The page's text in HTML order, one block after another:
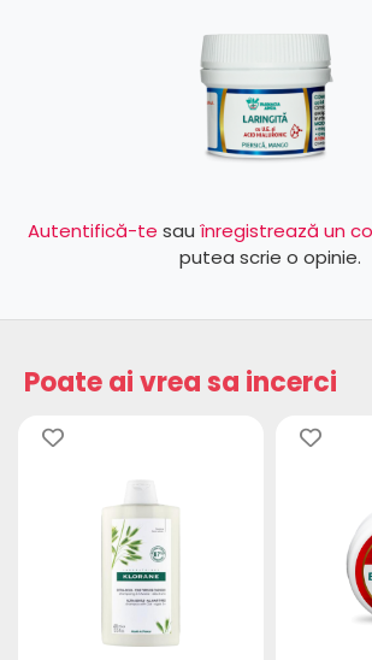
Autentifică-te sau înregistrează un
putea scrie o opinie.
Poate ai vrea sa incerci